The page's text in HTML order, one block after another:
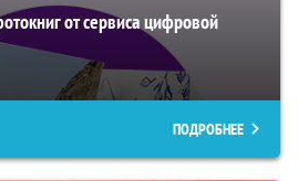
от сервиса цифровой
ПОДРОБНЕЕ